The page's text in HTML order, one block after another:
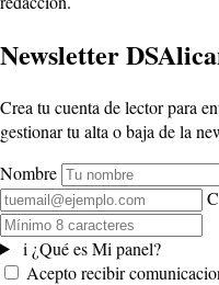
Newsletter
Crea tu cuenta de lector para
gestionar tu alta o baja de la
Nombre
i ¿Qué es Mi panel?
Acepto recibir